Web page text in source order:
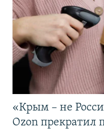
«Крым – не
Ozon прекратил